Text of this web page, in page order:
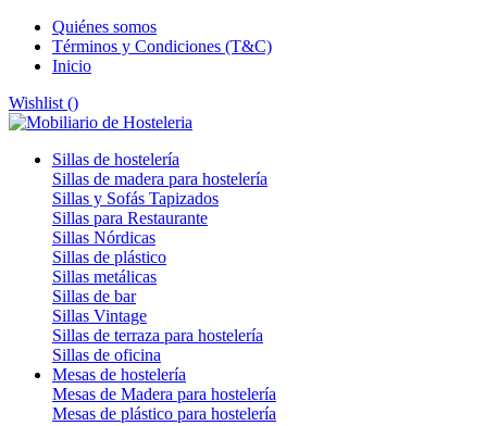
Quiénes somos
Términos y Condiciones (T&C)
Inicio
Wishlist ()
Sillas de hostelería
Sillas de madera para hostelería
Sillas y Sofás Tapizados
Sillas para Restaurante
Sillas Nórdicas
Sillas de plástico
Sillas metálicas
Sillas de bar
Sillas Vintage
Sillas de terraza para hostelería
Sillas de oficina
Mesas de hostelería
Mesas de Madera para hostelería
Mesas de plástico para hostelería